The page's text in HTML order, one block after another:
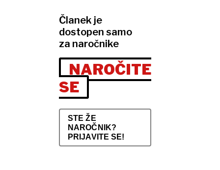
Članek je
dostopen samo
za naročnike
NAROČITE
SE
STE ŽE
NAROČNIK?
PRIJAVITE SE!